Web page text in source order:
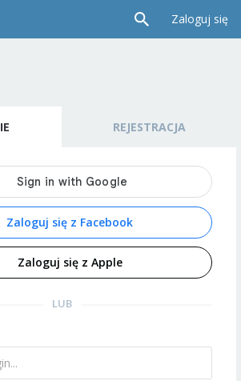
Zaloguj się
REJESTRACJA
Zaloguj się z Facebook
Zaloguj się z Apple
LUB